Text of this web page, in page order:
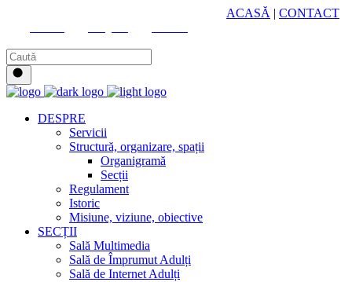
ACASĂ | CONTACT
DESPRE
Servicii
Structură, organizare, spații
Organigramă
Secții
Regulament
Istoric
Misiune, viziune, obiective
SECȚII
Sală Multimedia
Sală de Împrumut Adulți
Sală de Internet Adulți